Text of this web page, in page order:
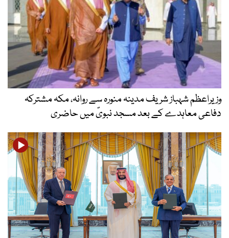
وزیراعظم شہباز شریف مدینہ منورہ سے روانہ، مکہ مشترکہ
دفاعی معاہدے کے بعد مسجد نبویؐ میں حاضری